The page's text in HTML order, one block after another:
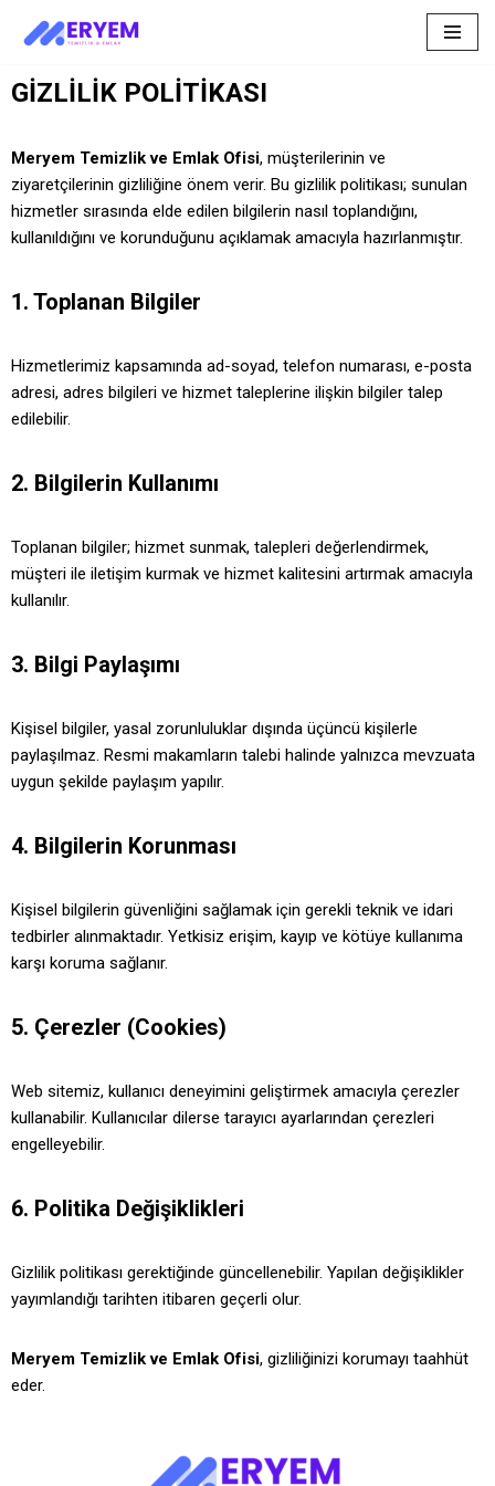
geç
GİZLİLİK POLİTİKASI
Meryem Temizlik ve Emlak Ofisi, müşterilerinin ve
ziyaretçilerinin gizliliğine önem verir. Bu gizlilik politikası; sunulan
hizmetler sırasında elde edilen bilgilerin nasıl toplandığını,
kullanıldığını ve korunduğunu açıklamak amacıyla hazırlanmıştır.
1. Toplanan Bilgiler
Hizmetlerimiz kapsamında ad-soyad, telefon numarası, e-posta
adresi, adres bilgileri ve hizmet taleplerine ilişkin bilgiler talep
edilebilir.
2. Bilgilerin Kullanımı
Toplanan bilgiler; hizmet sunmak, talepleri değerlendirmek,
müşteri ile iletişim kurmak ve hizmet kalitesini artırmak amacıyla
kullanılır.
3. Bilgi Paylaşımı
Kişisel bilgiler, yasal zorunluluklar dışında üçüncü kişilerle
paylaşılmaz. Resmi makamların talebi halinde yalnızca mevzuata
uygun şekilde paylaşım yapılır.
4. Bilgilerin Korunması
Kişisel bilgilerin güvenliğini sağlamak için gerekli teknik ve idari
tedbirler alınmaktadır. Yetkisiz erişim, kayıp ve kötüye kullanıma
karşı koruma sağlanır.
5. Çerezler (Cookies)
Web sitemiz, kullanıcı deneyimini geliştirmek amacıyla çerezler
kullanabilir. Kullanıcılar dilerse tarayıcı ayarlarından çerezleri
engelleyebilir.
6. Politika Değişiklikleri
Gizlilik politikası gerektiğinde güncellenebilir. Yapılan değişiklikler
yayımlandığı tarihten itibaren geçerli olur.
Meryem Temizlik ve Emlak Ofisi, gizliliğinizi korumayı taahhüt
eder.